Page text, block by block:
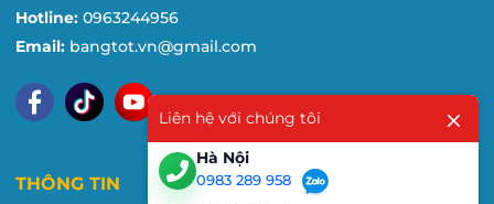
Hotline: 0963244956
Email: bangtot.vn@gmail.com
THÔNG TIN
Liên hệ với chúng tôi
Hà Nội
0983 289 958